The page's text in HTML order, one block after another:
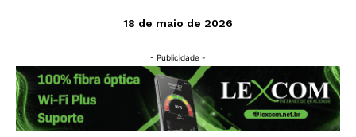
18 de maio de 2026
- Publicidade -